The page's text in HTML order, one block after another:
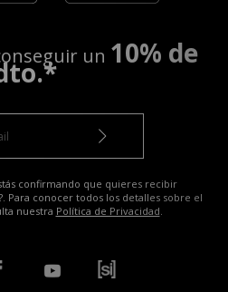
un 10% de
confirmando que quieres recibir
Para conocer todos los detalles sobre el
nuestra Política de Privacidad.